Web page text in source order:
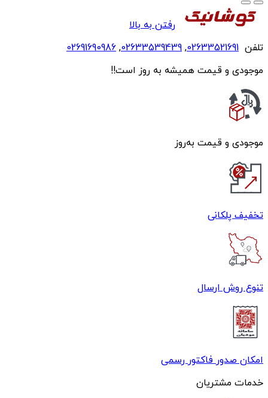
رفتن به بالا
تلفن 02633521691
,
02633539439
,
02691690986
موجودی و قیمت همیشه به روز است!!
موجودی و قیمت به‌روز
تخفیف پلکانی
تنوع روش ارسال
امکان صدور فاکتور رسمی
خدمات مشتریان